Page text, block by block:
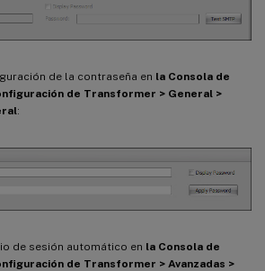
de la contraseña en la Consola de
de Transformer > General >
:
de sesión automático en la Consola de
de Transformer > Avanzadas >